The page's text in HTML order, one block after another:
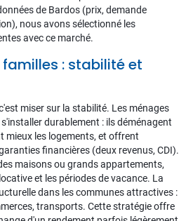
de Bardos (prix, demande
nous avons sélectionné les
avec ce marché.
: stabilité et
miser sur la stabilité. Les ménages
durablement : ils déménagent
mieux les logements, et offrent
financières (deux revenus, CDI).
maisons ou grands appartements,
et les périodes de vacance. La
dans les communes attractives :
transports. Cette stratégie offre